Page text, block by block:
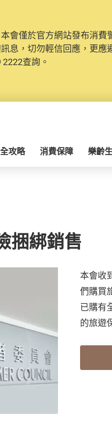
會僅於官方網站發布消
息，切勿輕信回應，更
查詢。
攻略 消費保障 樂齡
捆綁銷售
本會收
們購買
已購有
的旅遊